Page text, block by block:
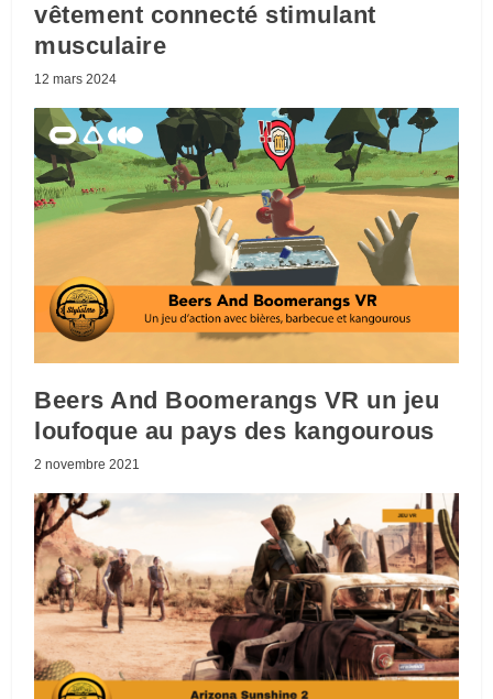
vêtement connecté stimulant
musculaire
12 mars 2024
Beers And Boomerangs VR un jeu
loufoque au pays des kangourous
2 novembre 2021